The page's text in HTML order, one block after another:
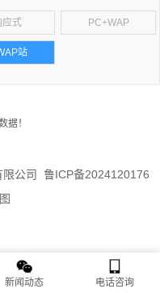
应式 PC+WAP
站
据！
限公司 鲁ICP备2024120176
新闻动态 电话咨询